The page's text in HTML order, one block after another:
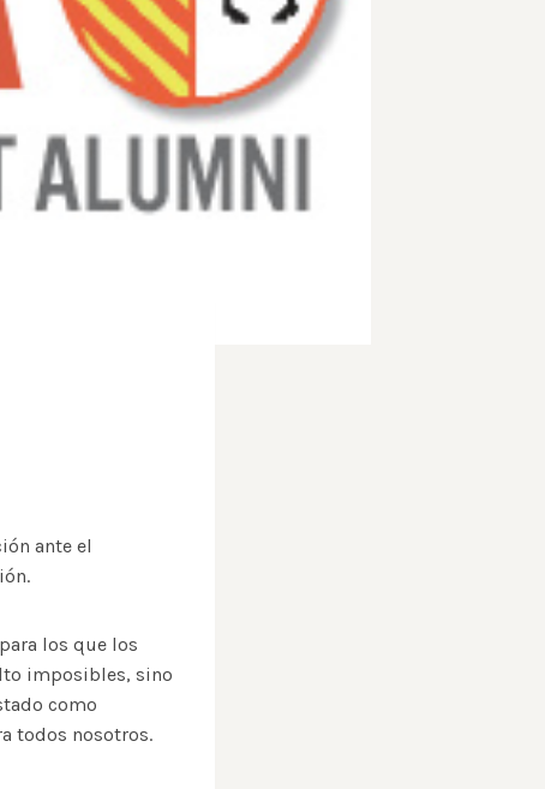
ante el
los que los
imposibles, sino
como
todos nosotros.